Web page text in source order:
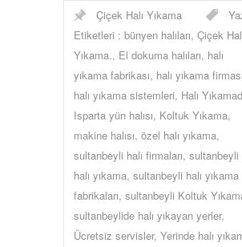
Çiçek Halı Yıkama
Etiketleri : bünyen halıları, Çiçek
Yıkama., El dokuma halıları, halı
yıkama fabrikası, halı yıkama firması
halı yıkama sistemleri, Halı
Isparta yün halısı, Koltuk Yıkama,
makine halısı, özel halı yıkama,
sultanbeyli halı firmaları, sultanbeyli
halı yıkama, sultanbeyli halı yıkama
fabrikaları, sultanbeyli Koltuk
sultanbeylide halı yıkayan yerler,
Ücretsiz servisler, Yerinde halı